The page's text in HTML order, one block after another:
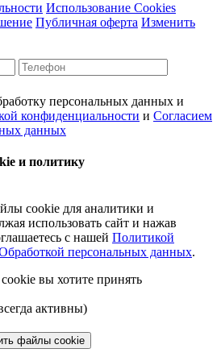
Использование Cookies
Публичная оферта Изменить
персональных данных и
конфиденциальности и Согласием
данных
и политику
cookie для аналитики и
использовать сайт и нажав
с нашей Политикой
персональных данных.
вы хотите принять
активны)
файлы cookie